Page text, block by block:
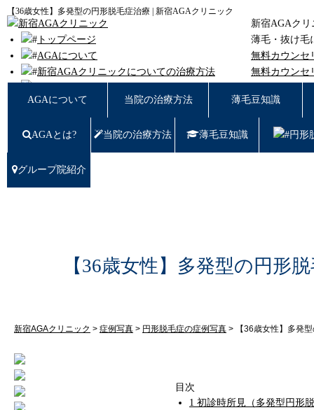
【36歳女性】多発型の円形脱毛症治療 | 新宿AGAクリニック
トップページ
AGAについて
新宿AGAクリニックについての治療方法
円形脱毛
症例写真
治療の流れ
プライバシーポリシー
受付時間11:00~20:00 年中無休
新宿AGAクリ
薄毛・抜け毛
無料カウンセ
無料カウンセ
AGAについて
当院の治療方法 薄毛豆知識
AGAとは? 当院の治療方法 薄毛豆知識 円形
グループ院紹介
【36歳女性】多発型の円形
新宿AGAクリニック > 症例写真 > 円形脱毛症の症例写真 > 【36歳女性】多発
目次
1 初診時所見（多発型円形